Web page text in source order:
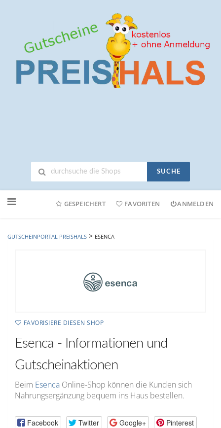
SUCHE
Online-
GESPEICHERT FAVORITEN ANMELDEN
GUTSCHEINPORTAL PREISHALS > ESENCA
FAVORISIERE DIESEN SHOP
Esenca - Informationen und
Gutscheinaktionen
Beim Esenca Online-Shop können die Kunden sich
Nahrungsergänzung bequem ins Haus bestellen.
Facebook Twitter Google+ Pinterest